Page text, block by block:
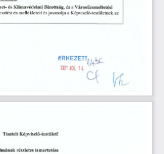
és a Városüzemeltetési
a Képviselő-testületnek az
és Klímavédelmi Bizottság,
és mellékleteit és javasolja
ÉRKEZETT
2021 JR 14,
((rL,
Tisztelt Képviselő-testület!
részletes ismertetése